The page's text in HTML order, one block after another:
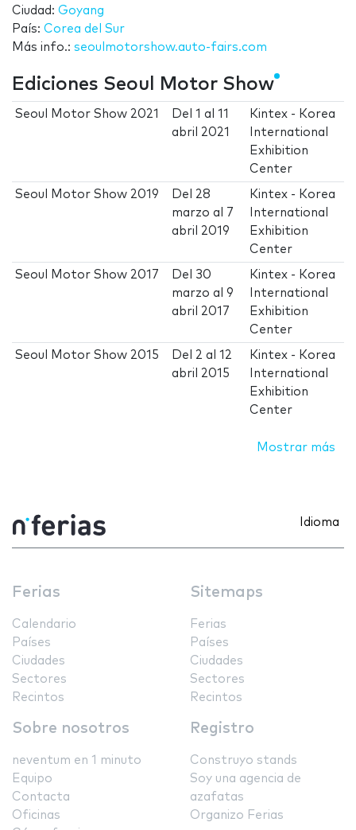
Ciudad: Goyang
País: Corea del Sur
Más info.: seoulmotorshow.auto-fairs.com
Ediciones Seoul Motor Show
Seoul Motor Show 2021 Del1 al11
abril 2021
Kintex - Korea
International
Exhibition
Center
Seoul Motor Show 2019 Del 28
marzo al
7
abril 2019
Kintex - Korea
International
Exhibition
Center
Seoul Motor Show 2017 Del 30
marzo al9
abril 2017
Kintex - Korea
International
Exhibition
Center
Seoul Motor Show 2015 Del 2 al12
abril 2015
Kintex - Korea
International
Exhibition
Center
Mostrar más
Idioma
Ferias
Calendario
Países
Ciudades
Sectores
Recintos
Sitemaps
Ferias
Países
Ciudades
Sectores
Recintos
Sobre nosotros
neventum en 1 minuto
Equipo
Contacta
Oficinas
Registro
Construyo stands
Soy una agencia de
azafatas
Organizo Ferias